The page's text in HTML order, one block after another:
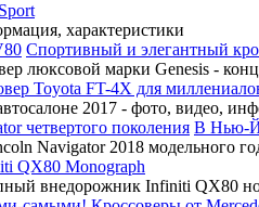
характеристики
Спортивный и элегантный
люксовой марки Genesis -
Toyota FT-4X для
2017 - фото, видео,
В Нью-
Navigator 2018 модельного
QX80 Monograph
внедорожник Infiniti QX80